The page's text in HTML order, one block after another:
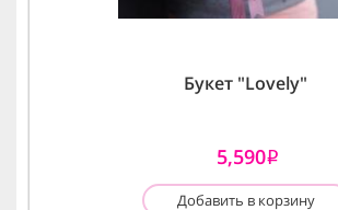
Букет "Lovely"
5,590i
Добавить в корзину